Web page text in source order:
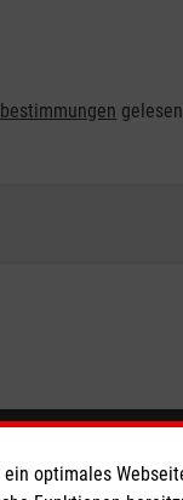
Die
optimales